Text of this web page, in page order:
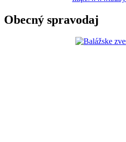
Obecný spravodaj